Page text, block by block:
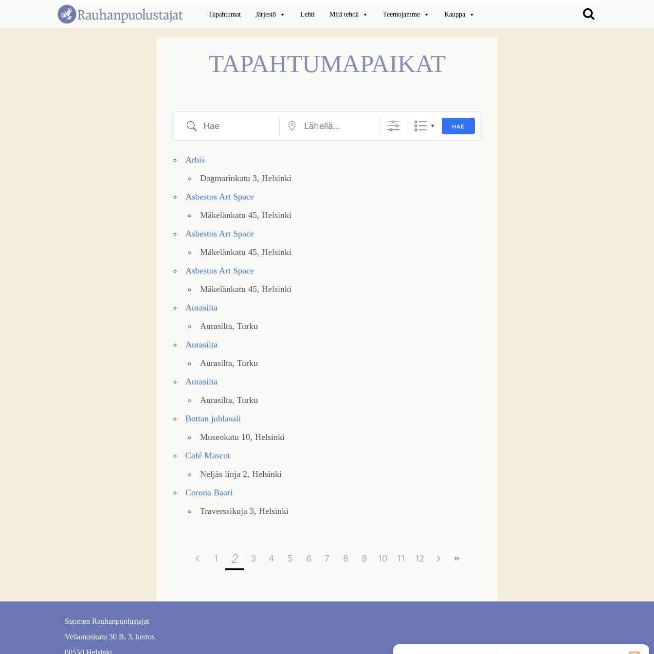
Tapahtumat Järjestö Lehti Mitä tehdä Teemojamme Kauppa
TAPAHTUMAPAIKAT
Hae Lähellä... HAE
Eventful Locations?
Arbis
Dagmarinkatu 3, Helsinki
Asbestos Art Space
Mäkelänkatu 45, Helsinki
Asbestos Art Space
Mäkelänkatu 45, Helsinki
Asbestos Art Space
Mäkelänkatu 45, Helsinki
Aurasilta
Aurasilta, Turku
Aurasilta
Aurasilta, Turku
Aurasilta
Aurasilta, Turku
Bottan juhlasali
Museokatu 10, Helsinki
Café Mascot
Neljäs linja 2, Helsinki
Corona Baari
Traverssikuja 3, Helsinki
1 2 3 4 5 6 7 8 9 10 11 12
Suomen Rauhanpuolustajat
Vellamonkatu 30 B, 3. kerros
00550 Helsinki